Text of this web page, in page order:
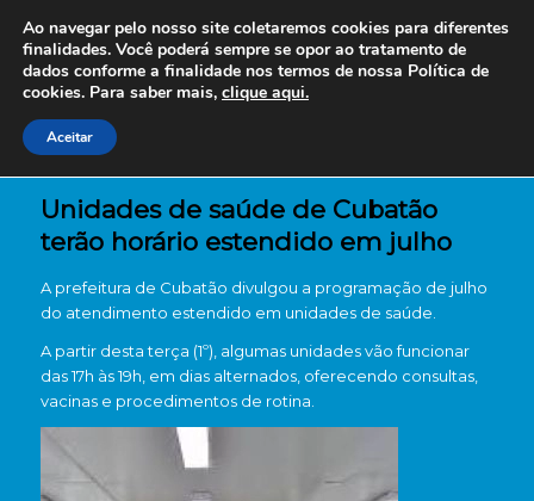
Unidades de saúde de Cubatão
terão horário estendido em julho
A prefeitura de Cubatão divulgou a programação de julho
do atendimento estendido em unidades de saúde.
A partir desta terça (1º), algumas unidades vão funcionar
das 17h às 19h, em dias alternados, oferecendo consultas,
vacinas e procedimentos de rotina.
Ao navegar pelo nosso site coletaremos cookies para diferentes
finalidades. Você poderá sempre se opor ao tratamento de
dados conforme a finalidade nos termos de nossa Política de
cookies. Para saber mais, clique aqui.
Aceitar